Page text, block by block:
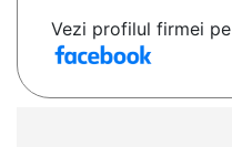
Vezi profilul firmei pe